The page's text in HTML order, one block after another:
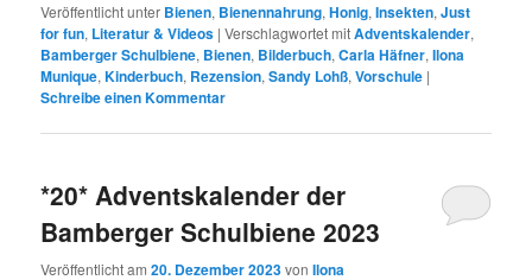
Veröffentlicht unter Bienen, Bienennahrung,Honig,Insekten,Just
for fun, Literatur & Videos |Verschlagwortet mitAdventskalender,
Bamberger Schulbiene, Bienen, Bilderbuch,Carla Häfner,Ilona
Munique,Kinderbuch, Rezension,Sandy Lohß,Vorschule |
Schreibe einen Kommentar
*20* Adventskalender der
Bamberger Schulbiene 2023
Veröffentlicht am20. Dezember 2023vonIlona